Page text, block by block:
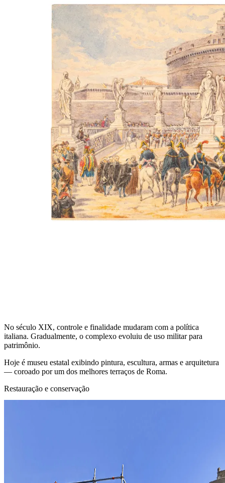
No século XIX, controle e finalidade mudaram com a política
italiana. Gradualmente, o complexo evoluiu de uso militar para
patrimônio.
Hoje é museu estatal exibindo pintura, escultura, armas e arquitetura
— coroado por um dos melhores terraços de Roma.
Restauração e conservação